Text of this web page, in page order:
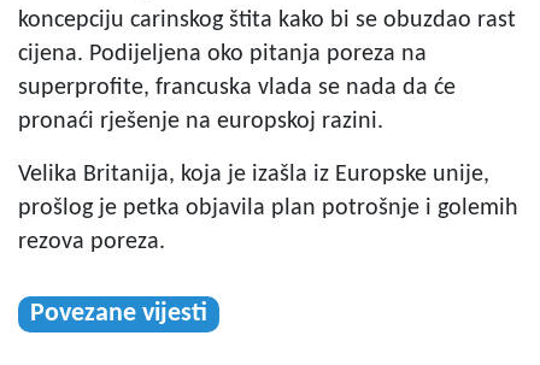
koncepciju carinskog štita kako bi se obuzdao rast
cijena. Podijeljena oko pitanja poreza na
superprofite, francuska vlada se nada da će
pronaći rješenje na europskoj razini.
Velika Britanija, koja je izašla iz Europske unije,
prošlog je petka objavila plan potrošnje i golemih
rezova poreza.
Povezane vijesti